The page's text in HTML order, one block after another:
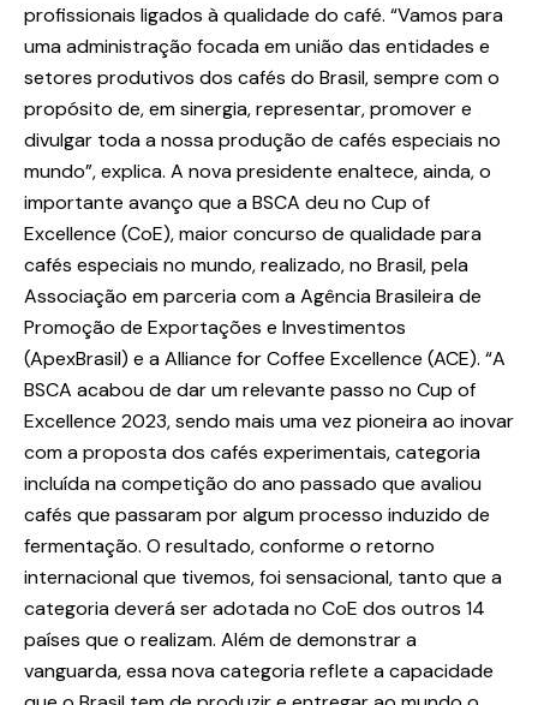
profissionais ligados à qualidade do café. “Vamos para
uma administração focada em união das entidades e
setores produtivos dos cafés do Brasil, sempre com o
propósito de, em sinergia, representar, promover e
divulgar toda a nossa produção de cafés especiais no
mundo”, explica. A nova presidente enaltece, ainda, o
importante avanço que a BSCA deu no Cup of
Excellence (CoE), maior concurso de qualidade para
cafés especiais no mundo, realizado, no Brasil, pela
Associação em parceria com a Agência Brasileira de
Promoção de Exportações e Investimentos
(ApexBrasil) e a Alliance for Coffee Excellence (ACE). “A
BSCA acabou de dar um relevante passo no Cup of
Excellence 2023, sendo mais uma vez pioneira ao inovar
com a proposta dos cafés experimentais, categoria
incluída na competição do ano passado que avaliou
cafés que passaram por algum processo induzido de
fermentação. O resultado, conforme o retorno
internacional que tivemos, foi sensacional, tanto que a
categoria deverá ser adotada no CoE dos outros 14
países que o realizam. Além de demonstrar a
vanguarda, essa nova categoria reflete a capacidade